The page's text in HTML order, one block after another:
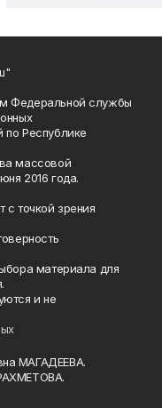
Федеральной службы
по Республике
массовой
2016 года.
с точкой зрения
материала для
и не
МАГАДЕЕВА.